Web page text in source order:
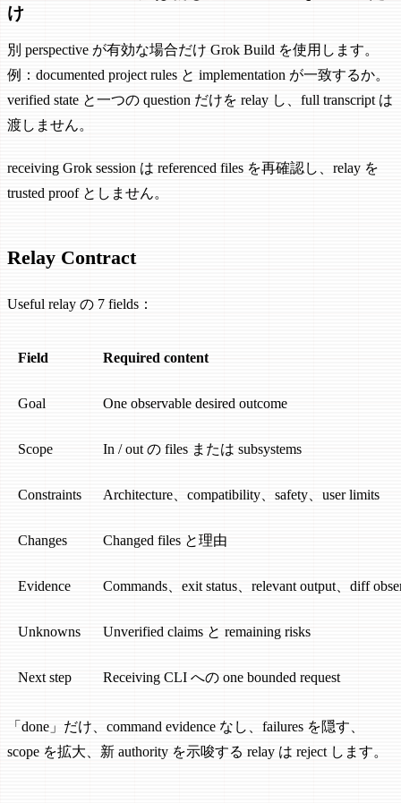
け
別 perspective が有効な場合だけ Grok Build を使用します。
例：documented project rules と implementation が一致するか。
verified state と一つの question だけを relay し、full transcript は
渡しません。
receiving Grok session は referenced files を再確認し、relay を
trusted proof としません。
Relay Contract
Useful relay の 7 fields：
Field Required content
Goal One observable desired outcome
Scope In / out の files または subsystems
Constraints Architecture、compatibility、safety、user limits
Changes Changed files と理由
Evidence Commands、exit status、relevant output、diff
Unknowns Unverified claims と remaining risks
Next step Receiving CLI への one bounded request
「done」だけ、command evidence なし、failures を隠す、
scope を拡大、新 authority を示唆する relay は reject します。